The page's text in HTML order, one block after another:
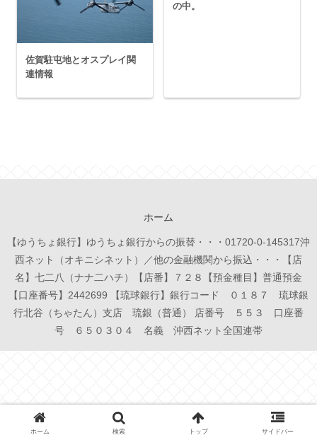
佐賀駐屯地とオスプレイ関
連情報
の中。
ホーム
【ゆうちょ銀行】ゆうちょ銀行からの振替・・・01720-0-145317沖
西ネット（オキニシネット）／他の金融機関から振込・・・【店
名】七二八（ナナ二ハチ）【店番】７２８【預金種目】普通預金
【口座番号】2442699 【琉球銀行】銀行コード ０１８７ 琉球銀
行北谷（ちゃたん）支店 琉銀（普通） 店番号 ５５３ 口座番
号 ６５０３０４ 名義 沖西ネット全国連帯
ホーム 検索 トップ サイドバー